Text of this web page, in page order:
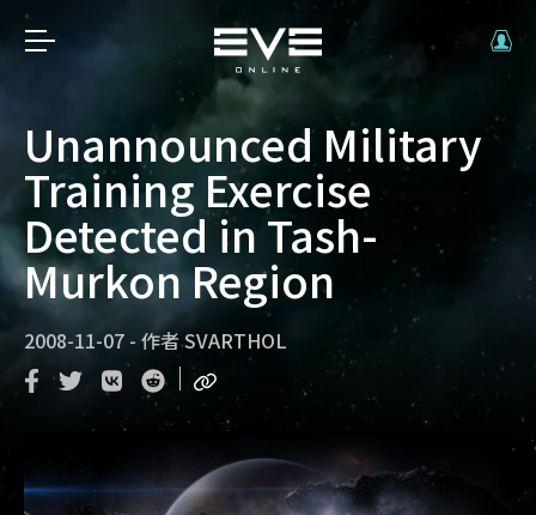
Unannounced Military
Training Exercise
Detected in Tash-
Murkon Region
2008-11-07 - 作者SVARTHOL